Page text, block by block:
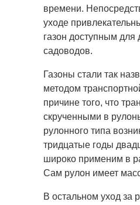
времени.
уходе
газон доступным для
садоводов.
Газоны стали так
методом
причине того, что
скрученными в
рулонного типа
тридцатые годы
широко применим в
Сам рулон имеет
В остальном уход за